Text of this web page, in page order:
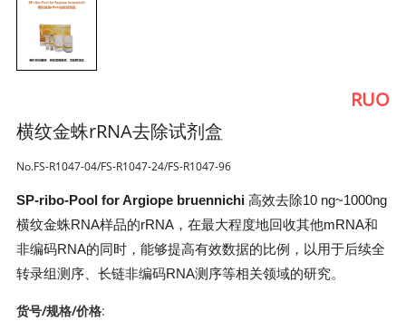
RUO
横纹金蛛rRNA去除试剂盒
No.FS-R1047-04/FS-R1047-24/FS-R1047-96
SP-ribo-Pool for Argiope bruennichi高效去除10 ng~1000ng
横纹金蛛RNA样品的rRNA，在最大程度地回收其他mRNA和
非编码RNA的同时，能够提高有效数据的比例，以用于后续全
转录组测序、长链非编码RNA测序等相关领域的研究。
货号/规格/价格: